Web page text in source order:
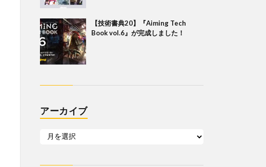
【技術書典20】『Aiming Tech
Book vol.6』が完成しました！
アーカイブ